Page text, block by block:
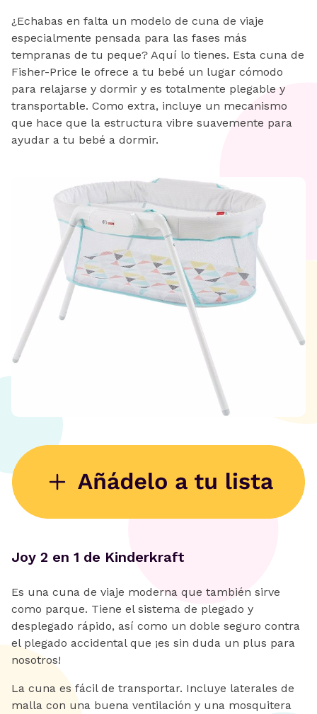
¿Echabas en falta un modelo de cuna de viaje
especialmente pensada para las fases más
tempranas de tu peque? Aquí lo tienes. Esta cuna de
Fisher-Price le ofrece a tu bebé un lugar cómodo
para relajarse y dormir y es totalmente plegable y
transportable. Como extra, incluye un mecanismo
que hace que la estructura vibre suavemente para
ayudar a tu bebé a dormir.
Joy 2 en 1 de Kinderkraft
Es una cuna de viaje moderna que también sirve
como parque. Tiene el sistema de plegado y
desplegado rápido, así como un doble seguro contra
el plegado accidental que ¡es sin duda un plus para
nosotros!
La cuna es fácil de transportar. Incluye laterales de
malla con una buena ventilación y una mosquitera